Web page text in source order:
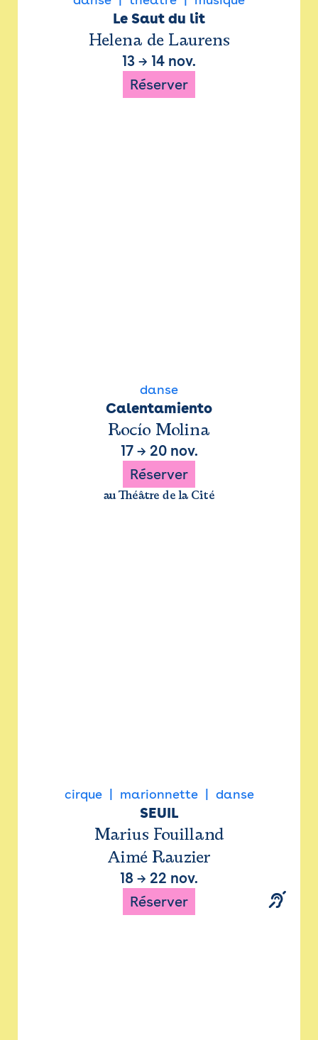
Le Saut du lit
Helena de Laurens
13 → 14 nov.
Réserver
danse
Calentamiento
Rocío Molina
17→ 20 nov.
Réserver
au Théâtre de la Cité
cirque marionnette danse
SEUIL
Marius Fouilland
Aimé Rauzier
18 → 22 nov.
Réserver